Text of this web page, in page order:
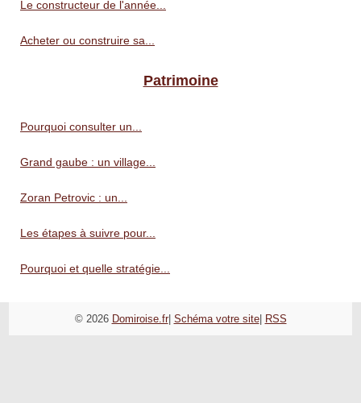
Le constructeur de l'année...
Acheter ou construire sa...
Patrimoine
Pourquoi consulter un...
Grand gaube : un village...
Zoran Petrovic : un...
Les étapes à suivre pour...
Pourquoi et quelle stratégie...
© 2026 Domiroise.fr| Schéma votre site| RSS